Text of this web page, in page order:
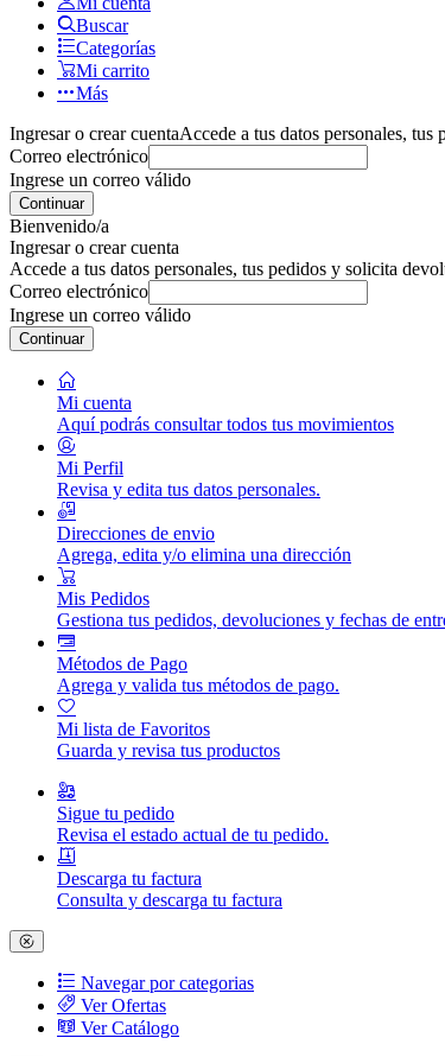
Buscar
Categorías
Mi carrito
Más
Ingresar o crear cuentaAccede a tus datos personales,
Correo electrónico
Ingrese un correo válido
Continuar
Bienvenido/a
Ingresar o crear cuenta
Accede a tus datos personales, tus pedidos y solicita
Correo electrónico
Ingrese un correo válido
Continuar
Mi cuenta
Aquí podrás consultar todos tus movimientos
Mi Perfil
Revisa y edita tus datos personales.
Direcciones de envio
Agrega, edita y/o elimina una dirección
Mis Pedidos
Gestiona tus pedidos, devoluciones y fechas de
Métodos de Pago
Agrega y valida tus métodos de pago.
Mi lista de Favoritos
Guarda y revisa tus productos
Sigue tu pedido
Revisa el estado actual de tu pedido.
Descarga tu factura
Consulta y descarga tu factura
Navegar por categorias
Ver Ofertas
Ver Catálogo